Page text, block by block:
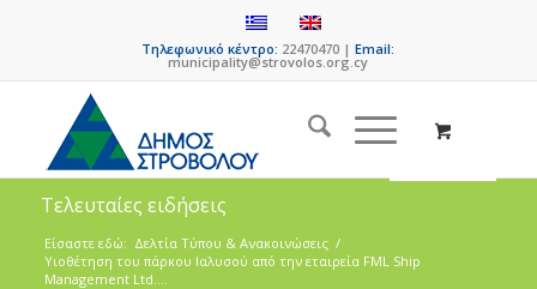
Τηλεφωνικό κέντρο: 22470470 |Email:
municipality@strovolos.org.cy
Τελευταίες ειδήσεις
Είσαστε εδώ: Δελτία Τύπου & Ανακοινώσεις /
Υιοθέτηση του πάρκου Ιαλυσού από την εταιρεία FML Ship
Management Ltd....